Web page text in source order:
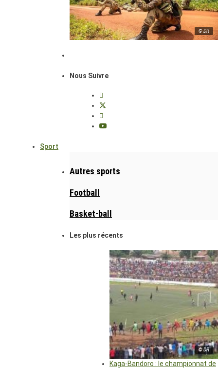
© DR
Nous Suivre
Sport
Autres sports
Football
Basket-ball
Les plus récents
© DR
Kaga-Bandoro : le championnat de